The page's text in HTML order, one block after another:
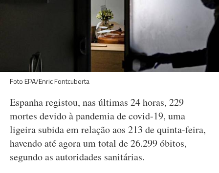
Foto EPA/Enric Fontcuberta
Espanha registou, nas últimas 24 horas, 229
mortes devido à pandemia de covid-19, uma
ligeira subida em relação aos 213 de quinta-feira,
havendo até agora um total de 26.299 óbitos,
segundo as autoridades sanitárias.